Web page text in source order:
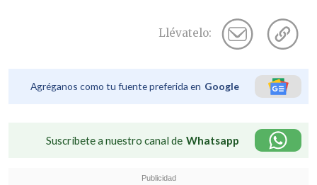
Llévatelo:
Agréganos como tu fuente preferida en Google
Suscríbete a nuestro canal de Whatsapp